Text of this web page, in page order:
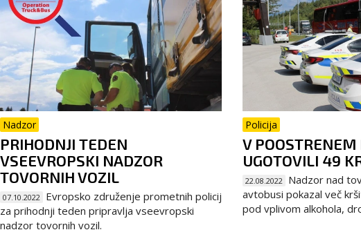
Nadzor
PRIHODNJI TEDEN
VSEEVROPSKI NADZOR
TOVORNIH VOZIL
07.10.2022 Evropsko združenje prometnih policij
za prihodnji teden pripravlja vseevropski
nadzor tovornih vozil.
Policija
V POOSTRENEM
UGOTOVILI 49
22.08.2022 Nadzor nad
avtobusi pokazal več
pod vplivom alkohola,